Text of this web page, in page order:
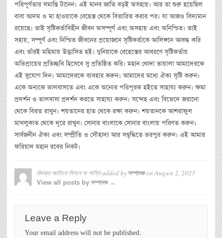
পরিপূর্ণতার সমাপ্তি টানেন। এই মানব জাতি বড়ই অসহায়। আর তা শুরু হয়েছিল
বাবা আদম ও মা হাওয়াকে বেহেস্ত থেকে বিতারিত করার পর। যা আজও বিদ্যমান
রয়েছে। তাই সৃষ্টিকর্তাবিহীন জীবন অসম্পূর্ণ এবং অসহায় এবং অনিশ্চিত। তাই
সহায়, সম্পূর্ণ এবং নিশ্চিত জীবনের প্রয়োজনে সৃষ্টিকর্তাকে আলিঙ্গনে আবদ্ধ করি
এবং তাঁরই মহিমায় উদ্ভাসিত হই। দুনিয়াকে বেহেস্তের আবরণে সৃষ্টিকর্তায়
অভিপ্রায়ের প্রতিচ্ছবি হিসেবে সু প্রতিষ্ঠিত করি। মহান খোদা তায়ালা আমাদেরকে
এই সুযোগ দিন। আমাদেরকে ব্যবহার করুন। আমাদের মধ্যে ঐক্য সৃষ্টি করুন।
একে অন্যকে ভালবাসতে এবং একে অন্যের পরিপূরক হইতে সাহায্য করুন। ক্ষমা
প্রদর্শন ও ভালবাসা প্রদর্শন করতে সাহায্য করুন। সন্দেহ এবং বিভেদে জরানো
থেকে বিরত রাখুন। শয়তানের হাত থেকে রক্ষা করুন। শয়তানকে আশরাফুল
মাখলুকাত থেকে দূরে রাখুন। সোনার বাংলাকে সোনার বাংলায় পরিণত করুন।
সার্বজনীন ঐক্য এবং সম্প্রীতি ও সৌহাদ্য আর সম্বৃদ্ধিতে ভরপুর করুন। এই আমার
ফরিয়াদ মহান রবের নিকট।
বিভক্ত জাতিতে মিলবে না শান্তিadded by সম্পাদকonAugust 2, 2025
View all posts by সম্পাদক →
Leave a Reply
Your email address will not be published.